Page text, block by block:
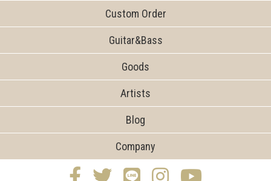
Custom Order
Guitar&Bass
Goods
Artists
Blog
Company